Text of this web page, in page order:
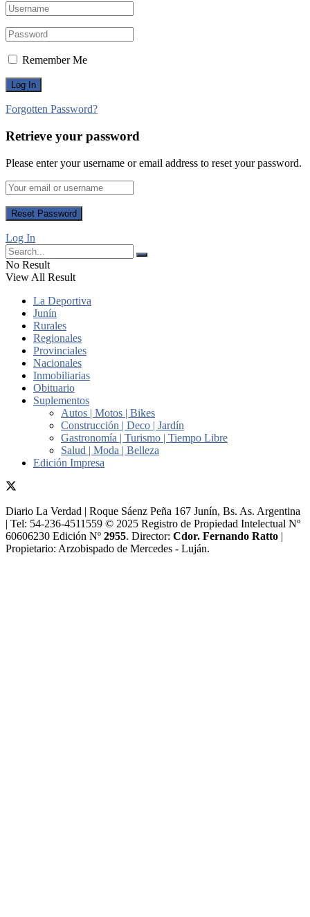
Remember Me
Forgotten Password?
Retrieve your password
Please enter your username or email address to reset your password.
Log In
No Result
View All Result
La Deportiva
Junín
Rurales
Regionales
Provinciales
Nacionales
Inmobiliarias
Obituario
Suplementos
Autos | Motos | Bikes
Construcción | Deco | Jardín
Gastronomía | Turismo | Tiempo Libre
Salud | Moda | Belleza
Edición Impresa
Diario La Verdad | Roque Sáenz Peña 167 Junín, Bs. As. Argentina
| Tel: 54-236-4511559 © 2025 Registro de Propiedad Intelectual Nº
60606230 Edición Nº 2955. Director:​ Cdor. Fernando Ratto |
Propietario:​ Arzobispado de Mercedes - Luján.